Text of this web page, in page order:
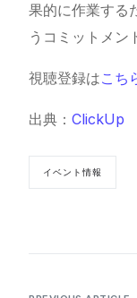
果的に作業する
うコミットメン
視聴登録はこち
出典：ClickUp
イベント情報